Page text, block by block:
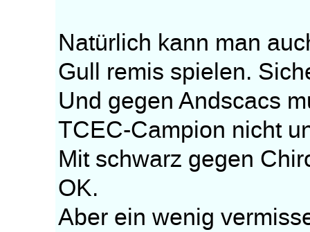
Natürlich kann man
Gull remis spielen.
Und gegen Andscacs
TCEC-Campion nicht
Mit schwarz gegen
OK.
Aber ein wenig